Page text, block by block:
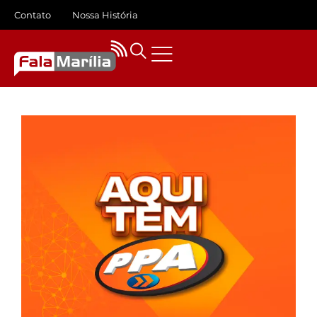
Contato Nossa História